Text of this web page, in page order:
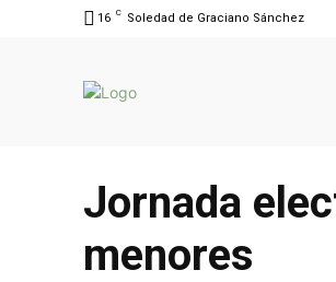
16 C Soledad de Graciano Sánchez
Jornada
menores